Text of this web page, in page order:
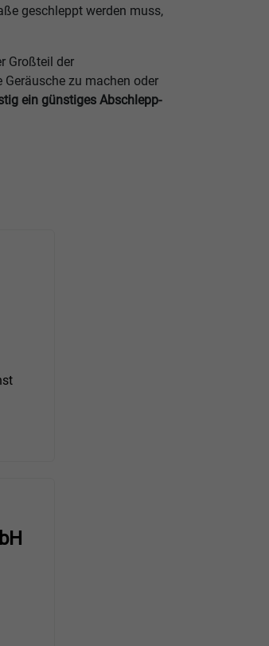
geschleppt werden muss,
Großteil der
zu machen oder
ein günstiges Abschlepp-